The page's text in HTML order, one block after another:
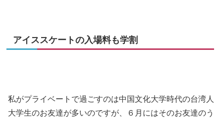
アイススケートの入場料も学割
私がプライベートで過ごすのは中国文化大学時代の台湾人
大学生のお友達が多いのですが、６月にはそのお友達のう